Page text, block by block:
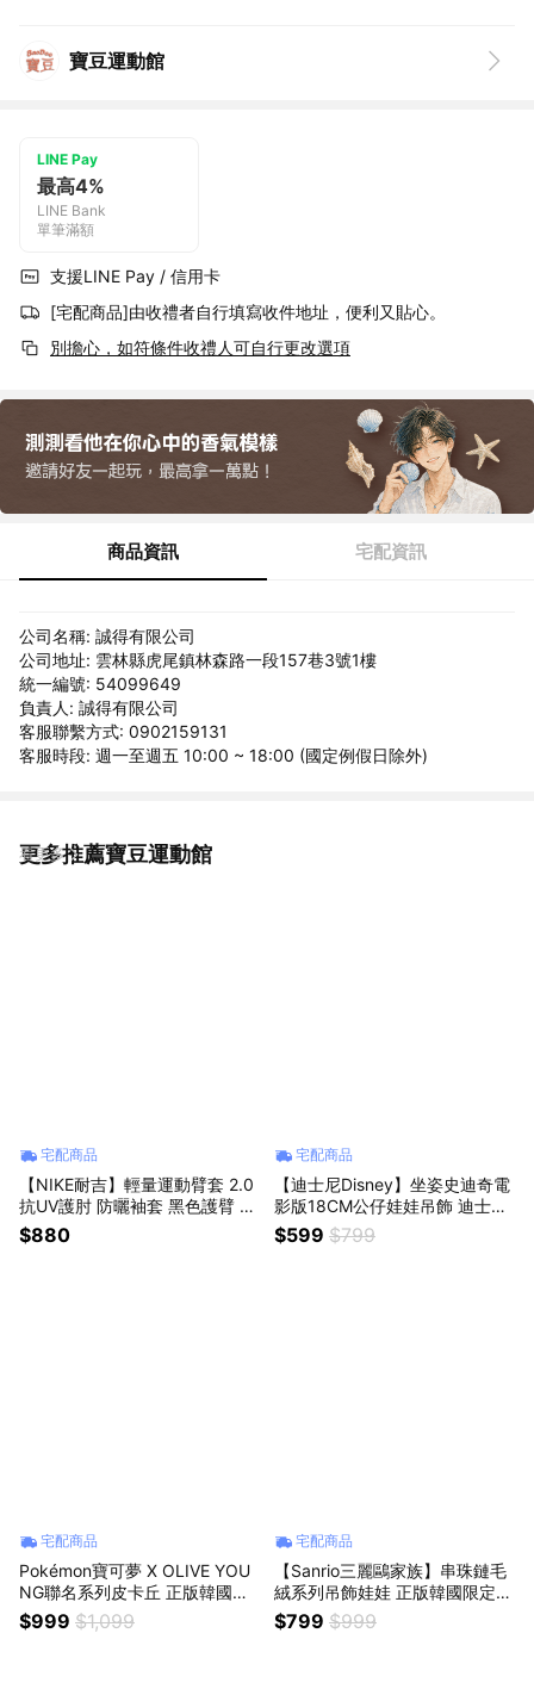
寶豆運動館
LINE Pay
最高4%
LINE Bank
單筆滿額
支援LINE Pay / 信用卡
[宅配商品]由收禮者自行填寫收件地址，便利又貼心。
別擔心，如符條件收禮人可自行更改選項
商品資訊 宅配資訊
公司名稱: 誠得有限公司
公司地址: 雲林縣虎尾鎮林森路一段157巷3號1樓
統一編號: 54099649
負責人: 誠得有限公司
客服聯繫方式: 0902159131
客服時段: 週一至週五 10:00 ~ 18:00 (國定例假日除外)
更多推薦寶豆運動館
看更多
宅配商品
【NIKE耐吉】輕量運動臂套 2.0
抗UV護肘 防曬袖套 黑色護臂 籃
球棒球羽球釣魚慢跑夜跑單車重
訓健身適用(N1004268042) 男
$880
宅配商品
【迪士尼Disney】坐姿史迪奇電
影版18CM公仔娃娃吊飾 迪士尼
正版授權stitch絨毛娃娃星際寶
貝 毛絨玩具 沙發抱枕擺飾床頭
$599 $799
宅配商品
Pokémon寶可夢 X OLIVE YOU
NG聯名系列皮卡丘 正版韓國限
定款 神奇寶貝絨毛娃娃公仔包娃
包包吊飾 背包掛飾 手提包配飾
$999 $1,099
宅配商品
【Sanrio三麗鷗家族】串珠鏈毛
絨系列吊飾娃娃 正版韓國限定款
大耳狗 人魚漢頓帕洽狗酷洛米
凱蒂貓hello kitty 美樂蒂布丁狗
$799 $999